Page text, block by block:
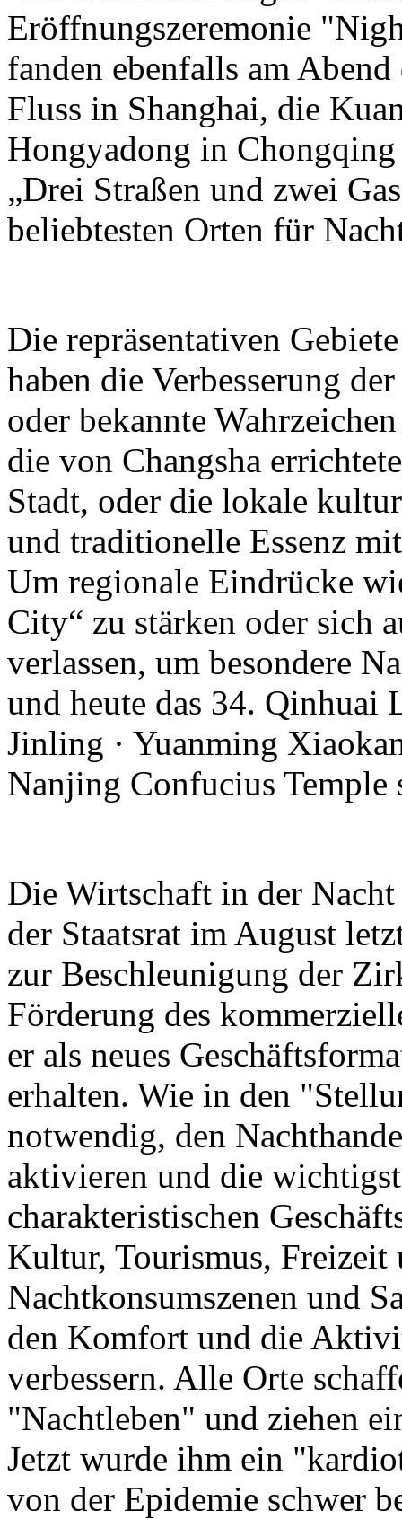
Eröffnungszeremonie
fanden ebenfalls am
Fluss in Shanghai, die
Hongyadong in
„Drei Straßen und zwei
beliebtesten Orten für
Die repräsentativen
haben die Verbesserung
oder bekannte
die von Changsha
Stadt, oder die lokale
und traditionelle Essenz
Um regionale Eindrücke
City“ zu stärken oder sich
verlassen, um besondere
und heute das 34.
Jinling · Yuanming
Nanjing Confucius Temple
Die Wirtschaft in der
der Staatsrat im August
zur Beschleunigung der
Förderung des
er als neues
erhalten. Wie in den
notwendig, den
aktivieren und die
charakteristischen
Kultur, Tourismus, Freizeit
Nachtkonsumszenen und
den Komfort und die
verbessern. Alle Orte
"Nachtleben" und ziehen
Jetzt wurde ihm ein
von der Epidemie schwer